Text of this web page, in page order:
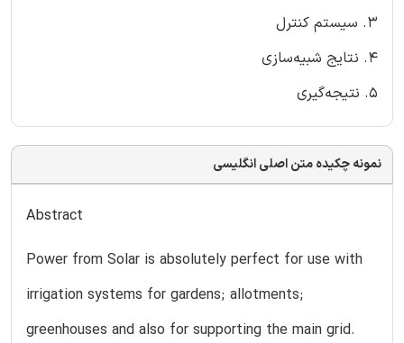
3. سیستم کنترل
4. نتایج شبیه‌سازی
5. نتیجه‌گیری
نمونه چکیده متن اصلی انگلیسی
Abstract
Power from Solar is absolutely perfect for use with
irrigation systems for gardens; allotments;
greenhouses and also for supporting the main grid.